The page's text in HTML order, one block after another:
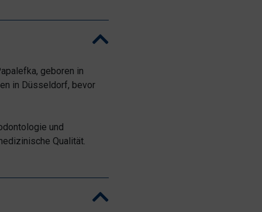
geboren in
in Düsseldorf, bevor
und
Qualität.